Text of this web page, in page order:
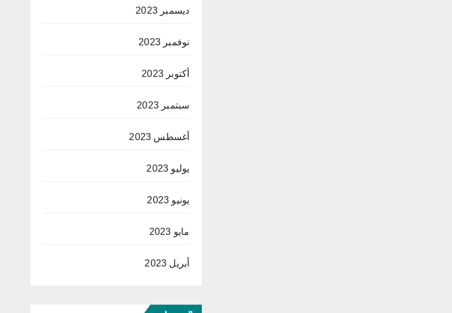
ديسمبر 2023
نوفمبر 2023
أكتوبر 2023
سبتمبر 2023
أغسطس 2023
يوليو 2023
يونيو 2023
مايو 2023
أبريل 2023